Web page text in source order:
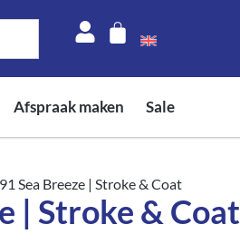
Afspraak maken Sale
Sea Breeze | Stroke & Coat
| Stroke & Coat